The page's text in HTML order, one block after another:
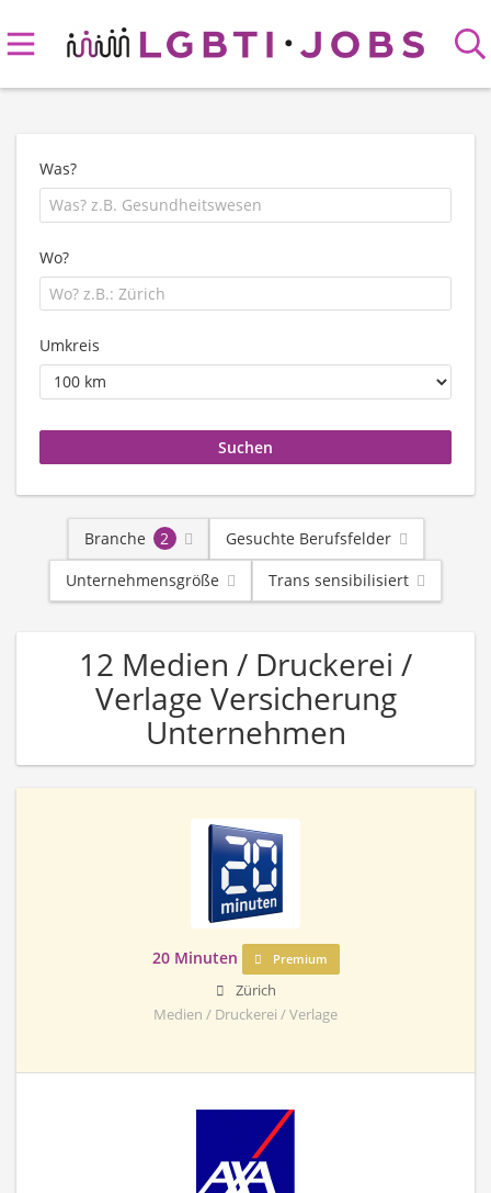
Was?
Wo?
Umkreis
Branche 2
Gesuchte Berufsfelder
Unternehmensgröße
Trans sensibilisiert
12 Medien / Druckerei /
Verlage Versicherung
Unternehmen
20 Minuten Premium
Zürich
Medien / Druckerei / Verlage